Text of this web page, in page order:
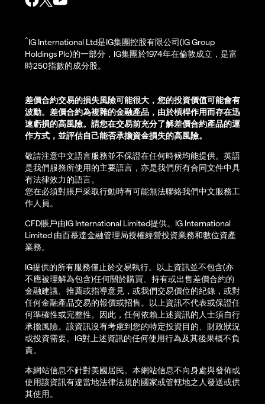
^IG International Ltd是IG集團控股有限公司(IG Group
Holdings Plc)的一部分，IG集團於1974年在倫敦成立，是富
時250指數的成分股。
差價合約交易的損失風險可能很大，您的投資價值可能會有
波動。差價合約為複雜的金融產品，由於槓桿作用而存在迅
速虧損的高風險。請您在交易前充分了解差價合約產品的運
作方式，並評估自己能否承擔資金損失的高風險。
敬請注意中文語言服務並不保證在任何時候均能提供。英語
是我們服務所使用的主要語言，亦是我們所有合同文件中具
有法律效力的語言。
您在必須對賬戶采取行動時有可能無法聯絡我們中文服務工
作人員。
CFD賬戶由IG International Limited提供。IG International
Limited 由百慕達金融管理局授權經營投資業務和數位資產
業務。
IG提供的所有服務僅止於交易執行。以上資訊並不包含(亦
不應被理解為包含)任何關於購買、持有或出售差價合約的
金融建議、推薦或指導意見，或我們交易價位的紀錄，或對
任何金融產品交易的報價或招售。以上資訊不代表或保證任
何準確性或完整性。因此，任何依賴上述資訊的人士須自行
承擔風險。該資訊沒有考慮到您的特定投資目的、財政狀況
或投資需要。IG對上述資訊的任何使用行為及其後果概不負
責。
本網站信息不針對美國居民。本網站信息不向身處與發佈或
使用該資訊有違當地法律法規的國家或管轄地之人發送或供
其使用。